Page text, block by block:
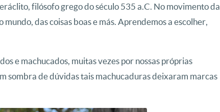
filósofo grego do século 535 a.C. No movimento da
das coisas boas e más. Aprendemos a escolher,
e machucados, muitas vezes por nossas próprias
sombra de dúvidas tais machucaduras deixaram marcas